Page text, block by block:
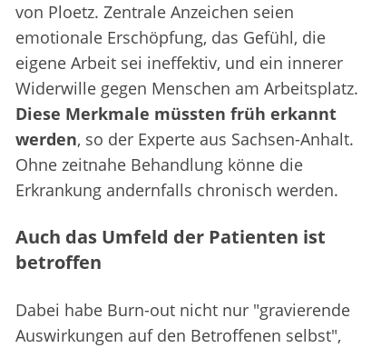
von Ploetz. Zentrale Anzeichen seien
emotionale Erschöpfung, das Gefühl, die
eigene Arbeit sei ineffektiv, und ein innerer
Widerwille gegen Menschen am Arbeitsplatz.
Diese Merkmale müssten früh erkannt
werden, so der Experte aus Sachsen-Anhalt.
Ohne zeitnahe Behandlung könne die
Erkrankung andernfalls chronisch werden.
Auch das Umfeld der Patienten ist
betroffen
Dabei habe Burn-out nicht nur "gravierende
Auswirkungen auf den Betroffenen selbst",